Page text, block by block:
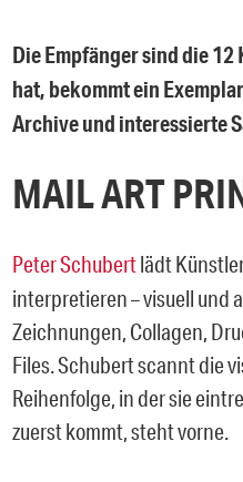
Die Empfänger sind die
hat, bekommt ein
Archive und interessierte
MAIL ART
Peter Schubertlädt
interpretieren – visuell und
Zeichnungen, Collagen,
Files. Schubert scannt die
Reihenfolge, in der sie
zuerst kommt, steht vorne.